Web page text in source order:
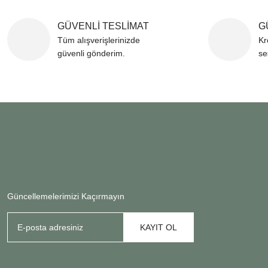
GÜVENLİ TESLİMAT
Tüm alışverişlerinizde
güvenli gönderim.
Güncellemelerimizi Kaçırmayın
KAYIT OL